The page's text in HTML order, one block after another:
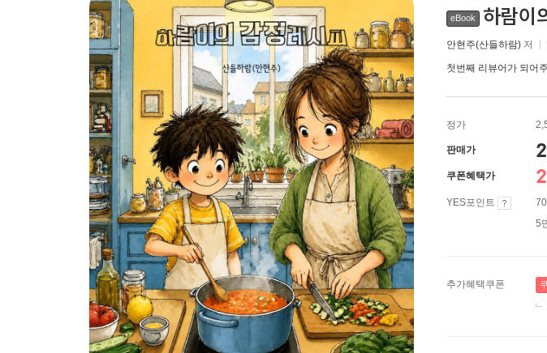
eBook 하람이
안현주(산들하람) 저
첫번째 리뷰어가 되어
정가
판매가
쿠폰혜택가
YES포인트
5
추가혜택쿠폰